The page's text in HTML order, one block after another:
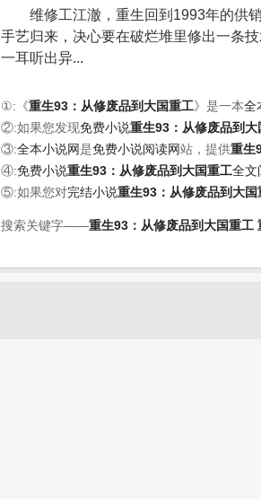
维修工江澈，重生回到1993年的供
手艺归来，决心要在破烂堆里修出一条
一耳听出异...
①:《重生93：从修废品到大国重工》是一本全
②:如果您发现免费小说重生93：从修废品到大
③:全本小说网是免费小说阅读网站，提供重生
④:免费小说重生93：从修废品到大国重工全文
⑤:如果您对完结小说重生93：从修废品到大国
搜索关键字——重生93：从修废品到大国重工